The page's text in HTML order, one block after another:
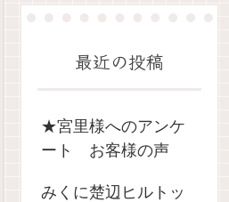
最近の投稿
★宮里様へのアンケ
ート お客様の声
みくに楚辺ヒルトッ